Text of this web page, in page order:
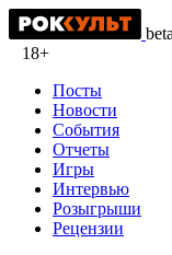
beta
18+
Посты
Новости
События
Отчеты
Игры
Интервью
Розыгрыши
Рецензии